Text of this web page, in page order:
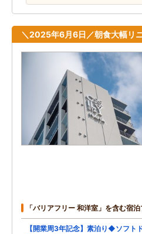
＼2025年6月6日／朝食大幅リ
「バリアフリー 和洋室」を含む宿
【開業周3年記念】素泊り◆ソフト